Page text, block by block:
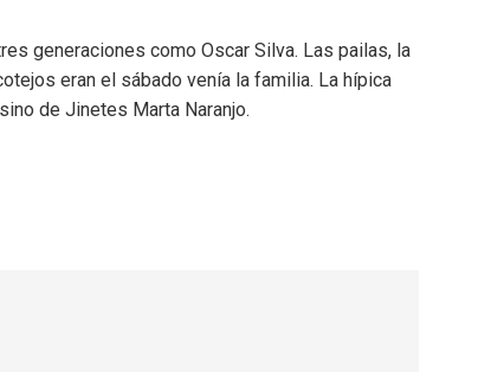
generaciones como Oscar Silva. Las pailas, la
eran el sábado venía la familia. La hípica
de Jinetes Marta Naranjo.